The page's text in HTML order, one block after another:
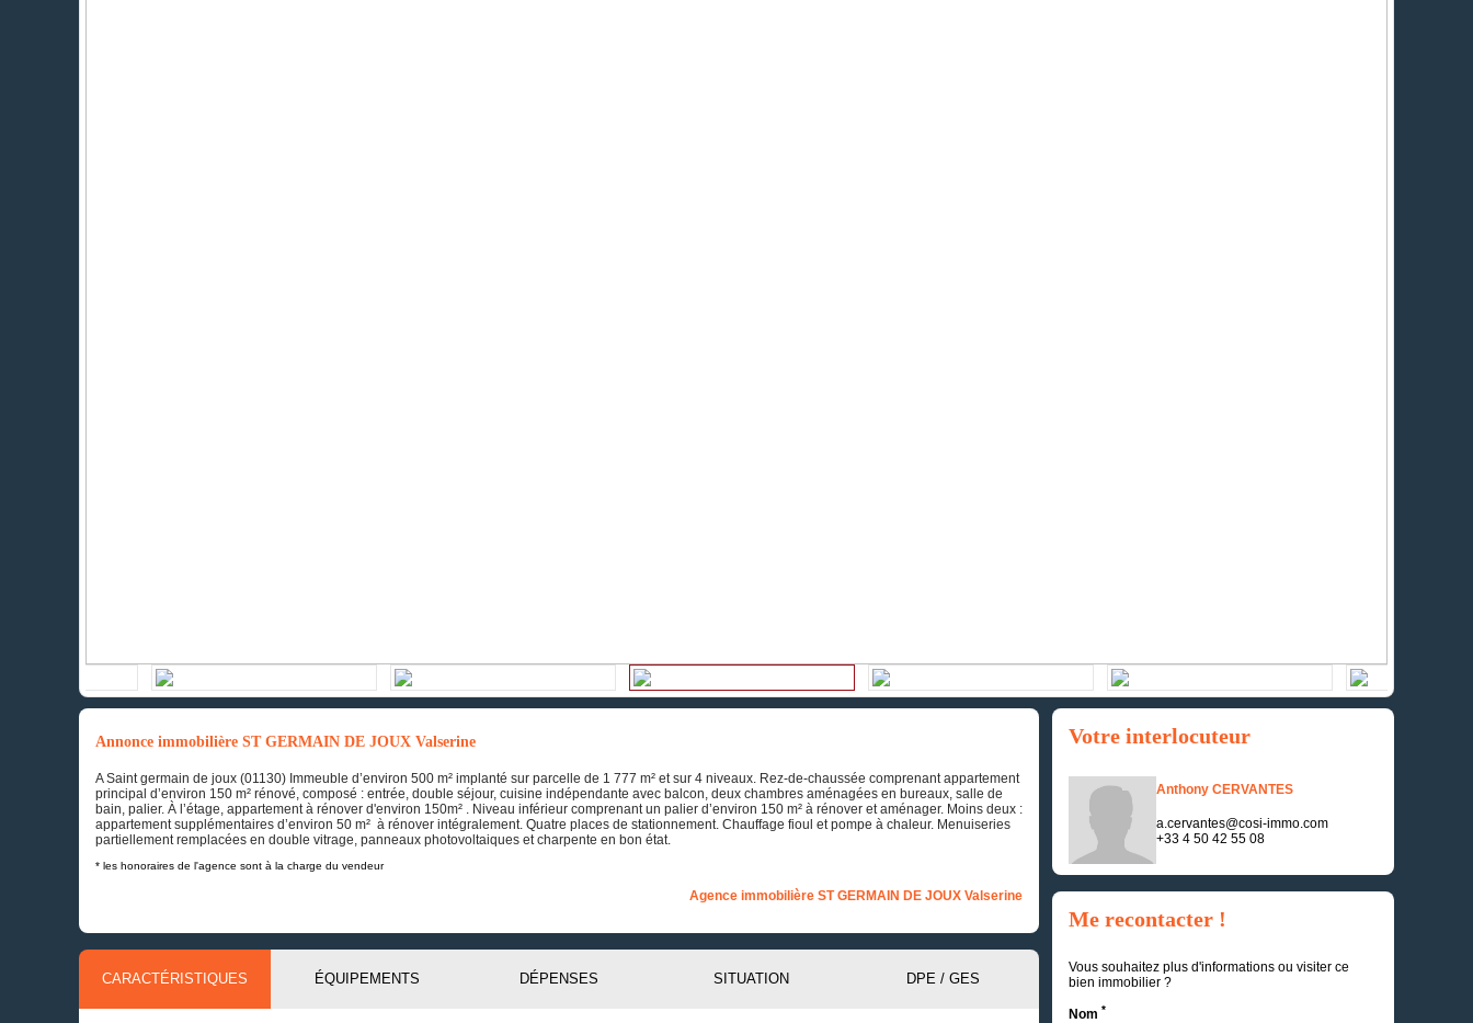
Annonce immobilière ST GERMAIN DE JOUX Valserine
A Saint germain de joux (01130) Immeuble d’environ 500 m² implanté sur parcelle de 1 777 m² et sur 4 niveaux. Rez-de-chaussée comprenant appartement
principal d’environ 150 m² rénové, composé : entrée, double séjour, cuisine indépendante avec balcon, deux chambres aménagées en bureaux, salle de
bain, palier. À l’étage, appartement à rénover d'environ 150m² . Niveau inférieur comprenant un palier d’environ 150 m² à rénover et aménager. Moins deux :
appartement supplémentaires d’environ 50 m² à rénover intégralement. Quatre places de stationnement. Chauffage fioul et pompe à chaleur. Menuiseries
partiellement remplacées en double vitrage, panneaux photovoltaiques et charpente en bon état.
* les honoraires de l'agence sont à la charge du vendeur
Agence immobilière ST GERMAIN DE JOUX Valserine
CARACTÉRISTIQUES ÉQUIPEMENTS DÉPENSES SITUATION DPE / GES
Votre interlocuteur
Anthony CERVANTES
a.cervantes@cosi-immo.com
+33 4 50 42 55 08
Me recontacter !
Vous souhaitez plus d'informations ou visiter ce
bien immobilier ?
Nom *